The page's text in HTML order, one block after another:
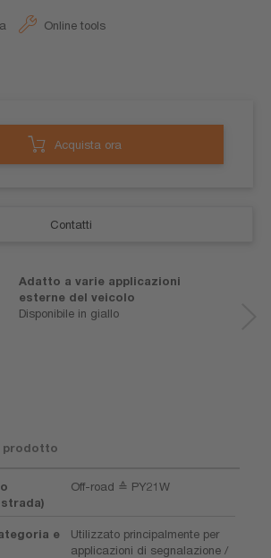
Online tools
Acquista ora
Contatti
Adatto a varie applicazioni
esterne del veicolo
Disponibile in giallo
prodotto
Off-road ≙ PY21W
e
Utilizzato principalmente per
applicazioni di segnalazione /